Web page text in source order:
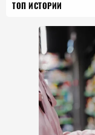
ТОП ИСТОРИИ